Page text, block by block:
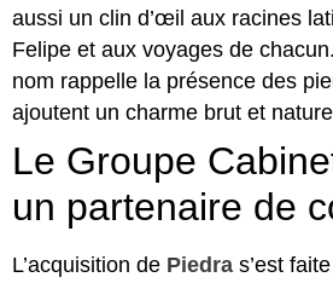
aussi un clin d’œil aux racines
Felipe et aux voyages de
nom rappelle la présence des
ajoutent un charme brut et
Le Groupe
un partenaire de
L’acquisition de Piedra s’est